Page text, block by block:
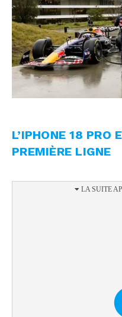
L’IPHONE 18 PRO
PREMIÈRE LIGNE